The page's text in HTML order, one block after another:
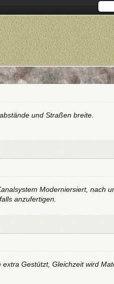
und Straßen breite.
Moderniersiert, nach
anzufertigen.
Gestützt, Gleichzeit wird